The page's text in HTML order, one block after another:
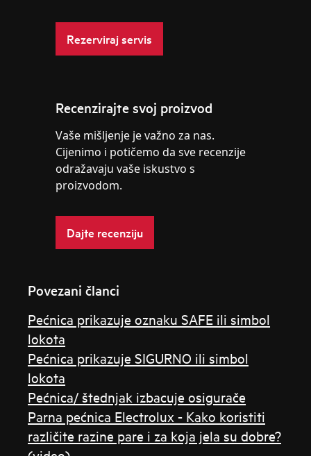
Rezerviraj servis
Recenzirajte svoj proizvod
Vaše mišljenje je važno za nas.
Cijenimo i potičemo da sve recenzije
odražavaju vaše iskustvo s
proizvodom.
Dajte recenziju
Povezani članci
Pećnica prikazuje oznaku SAFE ili simbol
lokota
Pećnica prikazuje SIGURNO ili simbol
lokota
Pećnica/ štednjak izbacuje osigurače
Parna pećnica Electrolux - Kako koristiti
različite razine pare i za koja jela su dobre?